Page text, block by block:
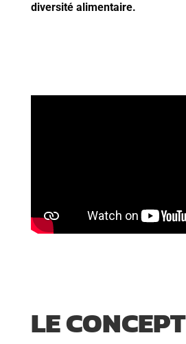
diversité alimentaire.
LE CONCEPT